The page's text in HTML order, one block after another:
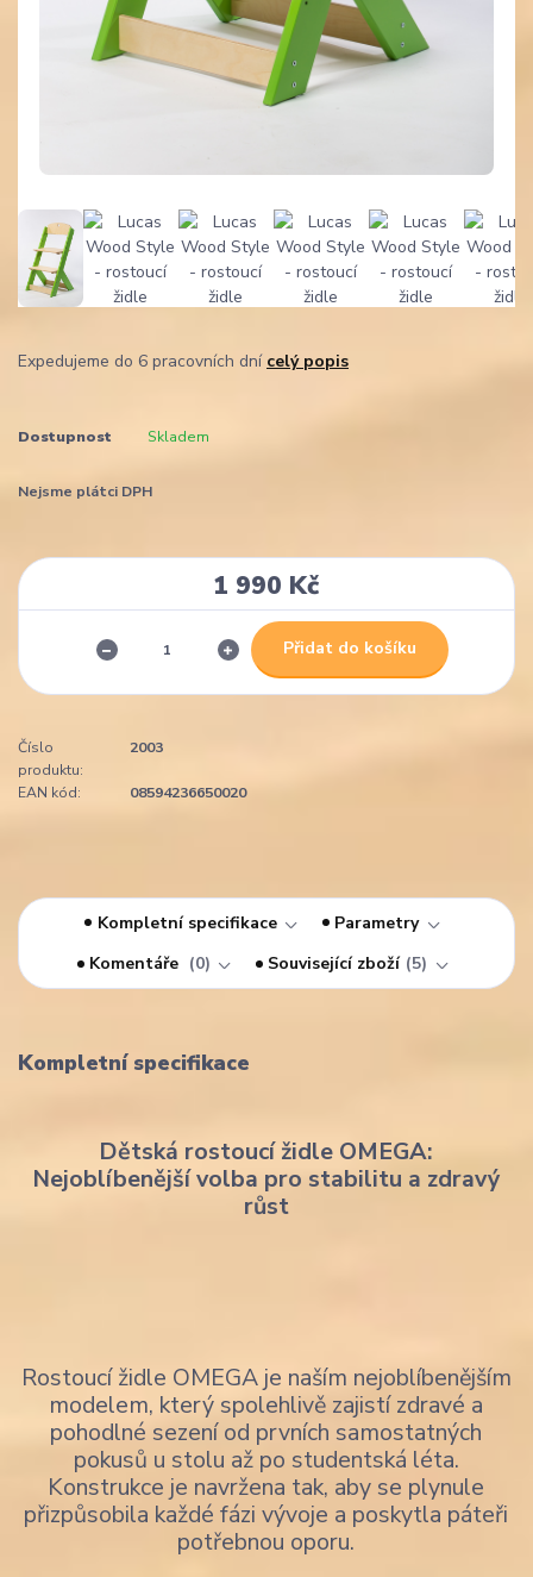
Expedujeme do 6 pracovních dní celý popis
Dostupnost Skladem
Nejsme plátci DPH
1 990 Kč
Přidat do košíku
Číslo
produktu:
2003
EAN kód: 08594236650020
Kompletní specifikace
Parametry
Komentáře
0 Související zboží 5
Kompletní specifikace
Dětská rostoucí židle OMEGA:
Nejoblíbenější volba pro stabilitu a zdravý
růst
Rostoucí židle OMEGA je naším nejoblíbenějším
modelem, který spolehlivě zajistí zdravé a
pohodlné sezení od prvních samostatných
pokusů u stolu až po studentská léta.
Konstrukce je navržena tak, aby se plynule
přizpůsobila každé fázi vývoje a poskytla páteři
potřebnou oporu.